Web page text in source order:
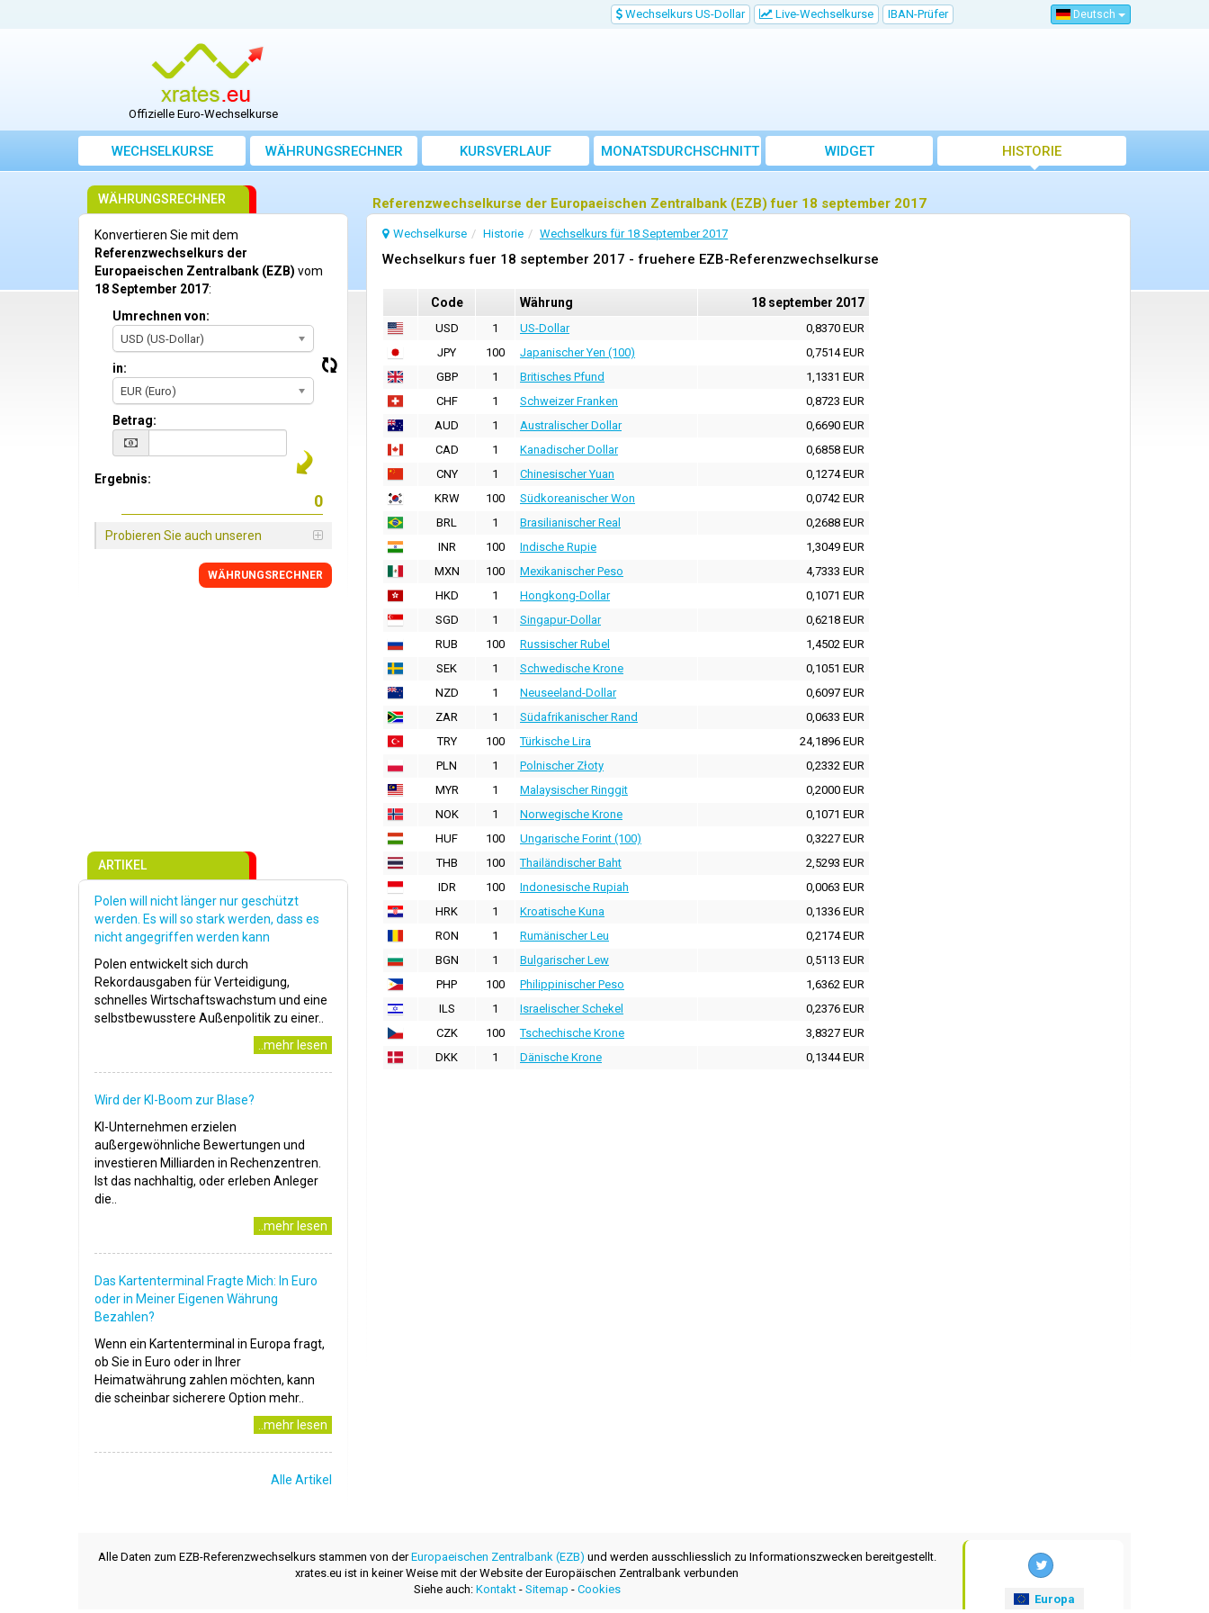
Wechselkurs US-Dollar Live-Wechselkurse IBAN-Prüfer Deutsch
Offizielle Euro-Wechselkurse
WECHSELKURSE WÄHRUNGSRECHNER KURSVERLAUF MONATSDURCHSCHNITT WIDGET HISTORIE
Referenzwechselkurse der Europaeischen Zentralbank (EZB) fuer 18 september 2017
Wechselkurse Historie Wechselkurs für 18 September 2017
Wechselkurs fuer 18 september 2017 - fruehere EZB-Referenzwechselkurse
Code Währung 18 september 2017
USD 1 US-Dollar
0,8370 EUR
JPY
100 Japanischer Yen (100)
0,7514 EUR
GBP
1 Britisches Pfund
1,1331 EUR
CHF
1 Schweizer Franken
0,8723 EUR
AUD
1 Australischer Dollar
0,6690 EUR
CAD
1 Kanadischer Dollar
0,6858 EUR
CNY
1 Chinesischer Yuan
0,1274 EUR
KRW
100 Südkoreanischer Won
0,0742 EUR
BRL
1 Brasilianischer Real
0,2688 EUR
INR
100 Indische Rupie
1,3049 EUR
MXN
100 Mexikanischer Peso
4,7333 EUR
HKD
1 Hongkong-Dollar
0,1071 EUR
SGD
1 Singapur-Dollar
0,6218 EUR
RUB
100 Russischer Rubel
1,4502 EUR
SEK
1 Schwedische Krone
0,1051 EUR
NZD
1 Neuseeland-Dollar
0,6097 EUR
ZAR
1 Südafrikanischer Rand
0,0633 EUR
TRY
100 Türkische Lira
24,1896 EUR
PLN
1 Polnischer Złoty
0,2332 EUR
MYR
1 Malaysischer Ringgit
0,2000 EUR
NOK
1 Norwegische Krone
0,1071 EUR
HUF
100 Ungarische Forint (100)
0,3227 EUR
THB
100 Thailändischer Baht
2,5293 EUR
IDR
100 Indonesische Rupiah
0,0063 EUR
HRK
1 Kroatische Kuna
0,1336 EUR
RON
1 Rumänischer Leu
0,2174 EUR
BGN
1 Bulgarischer Lew
0,5113 EUR
PHP
100 Philippinischer Peso
1,6362 EUR
ILS
1 Israelischer Schekel
0,2376 EUR
CZK
100 Tschechische Krone
3,8327 EUR
DKK
1 Dänische Krone 0,1344 EUR
WÄHRUNGSRECHNER
Konvertieren Sie mit dem
Referenzwechselkurs der
Europaeischen Zentralbank (EZB) vom
18 September 2017:
Umrechnen von:
USD (US-Dollar)
in:
EUR (Euro)
Betrag:
Ergebnis:
Probieren Sie auch unseren
WÄHRUNGSRECHNER
ARTIKEL
Polen will nicht länger nur geschützt
werden. Es will so stark werden, dass es
nicht angegriffen werden kann
Polen entwickelt sich durch
Rekordausgaben für Verteidigung,
schnelles Wirtschaftswachstum und eine
selbstbewusstere Außenpolitik zu einer..
..mehr lesen
Wird der KI-Boom zur Blase?
KI-Unternehmen erzielen
außergewöhnliche Bewertungen und
investieren Milliarden in Rechenzentren.
Ist das nachhaltig, oder erleben Anleger
die..
..mehr lesen
Das Kartenterminal Fragte Mich: In Euro
oder in Meiner Eigenen Währung
Bezahlen?
Wenn ein Kartenterminal in Europa fragt,
ob Sie in Euro oder in Ihrer
Heimatwährung zahlen möchten, kann
die scheinbar sicherere Option mehr..
..mehr lesen
Alle Artikel
Alle Daten zum EZB-Referenzwechselkurs stammen von derEuropaeischen Zentralbank (EZB) und werden ausschliesslich zu Informationszwecken bereitgestellt.
xrates.eu ist in keiner Weise mit der Website der Europäischen Zentralbank verbunden
Siehe auch: Kontakt- Sitemap - Cookies
Europa